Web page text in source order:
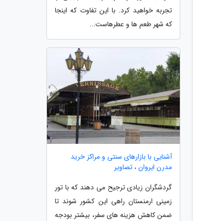
تجربه خواهید کرد. با این تفاوت که اینجا
که شهر طعم ها و عطرهاست...
آشنایی با بازارهای سنتی و مراکز خرید
مدرن ایروان ، تصاویر
گردشگران زیادی ترجیح می دهند که با تور
زمینی ارمنستان راهی این کشور شوند تا
ضمن کاهش هزینه های سفر، بیشتر بودجه